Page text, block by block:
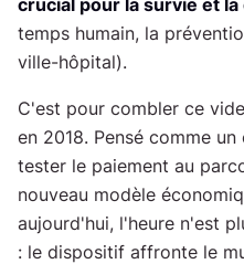
crucial pour la survie et
temps humain, la
ville-hôpital).
C'est pour combler ce
en 2018. Pensé comme
tester le paiement au
nouveau modèle
aujourd'hui, l'heure n'est
: le dispositif affronte le